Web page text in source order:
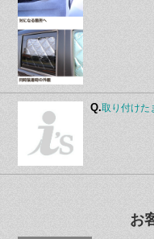
Q.取り付けた
お